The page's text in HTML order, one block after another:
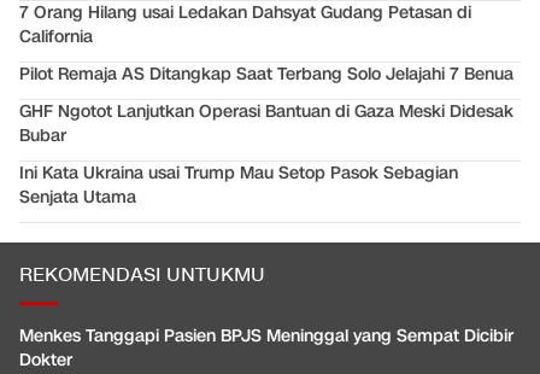
7 Orang Hilang usai Ledakan Dahsyat Gudang Petasan di
California
Pilot Remaja AS Ditangkap Saat Terbang Solo Jelajahi 7 Benua
GHF Ngotot Lanjutkan Operasi Bantuan di Gaza Meski Didesak
Bubar
Ini Kata Ukraina usai Trump Mau Setop Pasok Sebagian
Senjata Utama
REKOMENDASI UNTUKMU
Menkes Tanggapi Pasien BPJS Meninggal yang Sempat Dicibir
Dokter